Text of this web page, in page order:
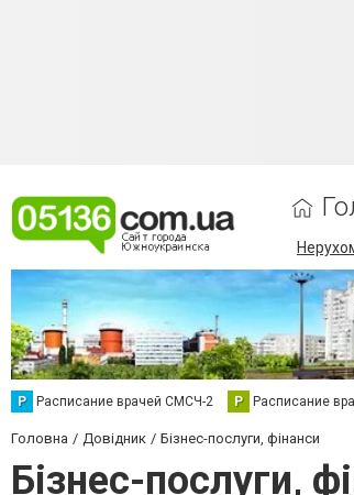
Р Расписание врачей СМСЧ-2 Р Расписание
Головна Довідник Бізнес-послуги, фінанси
Бізнес-послуги,